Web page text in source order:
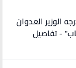
بإلغاء قرار نقله .. ثم أُدرجه الوزير العدوان
- تفاصيل